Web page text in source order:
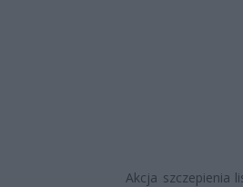
Akcja szczepienia